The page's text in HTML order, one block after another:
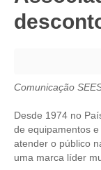
SUBSEDES
CONSELHO
HISTÓRICO E
Comunicação
Desde 1974 no
de equipamentos
atender o público
uma marca líder